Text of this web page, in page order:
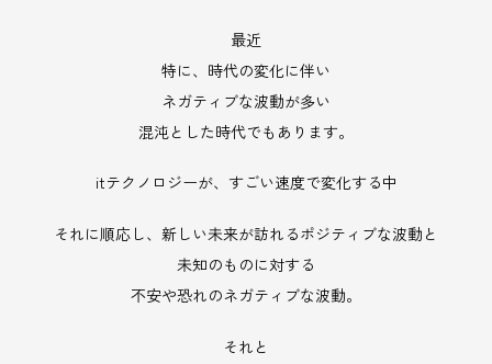
最近
特に、時代の変化に伴い
ネガティブな波動が多い
混沌とした時代でもあります。
itテクノロジーが、すごい速度で変化する中
それに順応し、新しい未来が訪れるポジティブな波動と
未知のものに対する
不安や恐れのネガティブな波動。
それと